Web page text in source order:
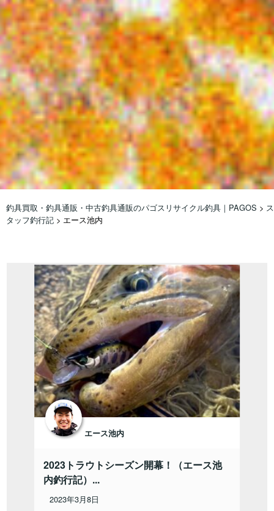
釣具買取・釣具通販・中古釣具通販のパゴスリサイクル釣具｜PAGOS > ス
タッフ釣行記 > エース池内
エース池内
2023トラウトシーズン開幕！（エース池
内釣行記）...
2023年3月8日